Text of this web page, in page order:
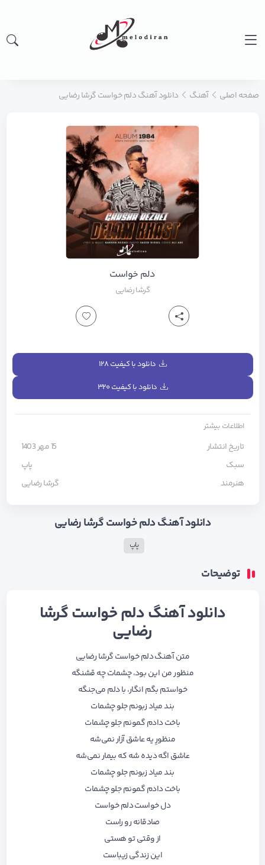
صفحه اصلی آهنگ دانلود آهنگ دلم خواست گرشا رضایی
دلم خواست
گرشا رضایی
دانلود با کیفیت ۱۲۸
دانلود با کیفیت ۳۲۰
اطلاعات بیشتر
تاریخ انتشار
15 مهر 1403
سبک
پاپ
هنرمند
گرشا رضایی
دانلود آهنگ دلم خواست گرشا رضایی
پاپ
توضیحات
دانلود آهنگ دلم خواست گرشا
رضایی
متن آهنگ دلم خواست گرشا رضایی
منظور من این بود، چشمات چه قشنگه
خواستم بگم انگار، با دلم می‌جنگه
بند میاد زبونم جلو چشمات
باخت دادم گمونم جلو چشمات
منظورِ یه عاشق آزار نمی‌شه
عاشق اگه دیده شه که بیمار نمی‌شه
بند میاد زبونم جلو چشمات
باخت دادم گمونم جلو چشمات
دل خواست دلم خواست
صادقانه رو راست
از وقتی تو هستی
این زندگی زیباست